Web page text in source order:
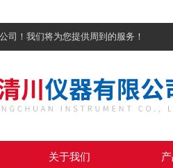
司！我们将为您提供周到的服务！
关于我们